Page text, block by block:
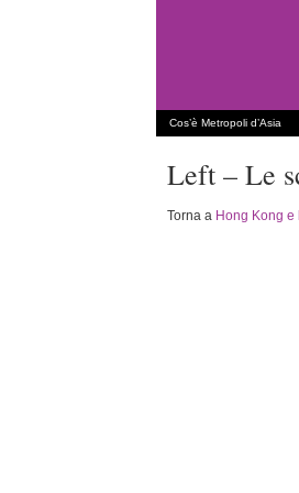
Cos’è Metropoli d’Asia
Left – Le
Torna a Hong Kong e